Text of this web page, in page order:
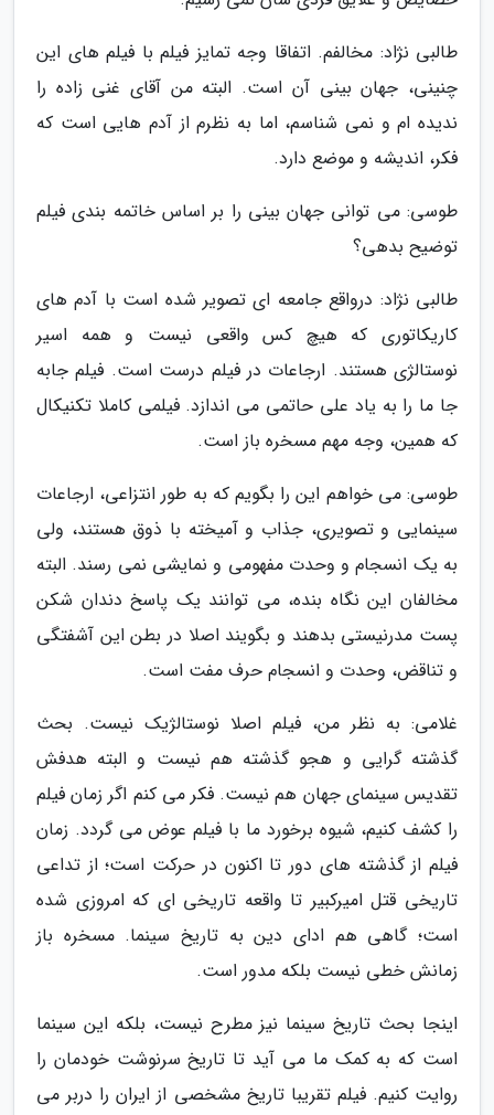
طالبی نژاد: مخالفم. اتفاقا وجه تمایز فیلم با فیلم های این
چنینی، جهان بینی آن است. البته من آقای غنی زاده را
ندیده ام و نمی شناسم، اما به نظرم از آدم هایی است که
فکر، اندیشه و موضع دارد.
طوسی: می توانی جهان بینی را بر اساس خاتمه بندی فیلم
توضیح بدهی؟
طالبی نژاد: درواقع جامعه ای تصویر شده است با آدم های
کاریکاتوری که هیچ کس واقعی نیست و همه اسیر
نوستالژی هستند. ارجاعات در فیلم درست است. فیلم جابه
جا ما را به یاد علی حاتمی می اندازد. فیلمی کاملا تکنیکال
که همین، وجه مهم مسخره باز است.
طوسی: می خواهم این را بگویم که به طور انتزاعی، ارجاعات
سینمایی و تصویری، جذاب و آمیخته با ذوق هستند، ولی
به یک انسجام و وحدت مفهومی و نمایشی نمی رسند. البته
مخالفان این نگاه بنده، می توانند یک پاسخ دندان شکن
پست مدرنیستی بدهند و بگویند اصلا در بطن این آشفتگی
و تناقض، وحدت و انسجام حرف مفت است.
غلامی: به نظر من، فیلم اصلا نوستالژیک نیست. بحث
گذشته گرایی و هجو گذشته هم نیست و البته هدفش
تقدیس سینمای جهان هم نیست. فکر می کنم اگر زمان فیلم
را کشف کنیم، شیوه برخورد ما با فیلم عوض می گردد. زمان
فیلم از گذشته های دور تا اکنون در حرکت است؛ از تداعی
تاریخی قتل امیرکبیر تا واقعه تاریخی ای که امروزی شده
است؛ گاهی هم ادای دین به تاریخ سینما. مسخره باز
زمانش خطی نیست بلکه مدور است.
اینجا بحث تاریخ سینما نیز مطرح نیست، بلکه این سینما
است که به کمک ما می آید تا تاریخ سرنوشت خودمان را
روایت کنیم. فیلم تقریبا تاریخ مشخصی از ایران را دربر می